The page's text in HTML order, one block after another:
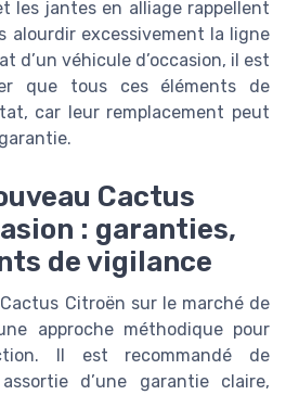
les jantes en alliage rappellent
alourdir excessivement la ligne
d’un véhicule d’occasion, il est
que tous ces éléments de
car leur remplacement peut
Cactus
: garanties,
de vigilance
Cactus Citroën sur le marché de
approche méthodique pour
Il est recommandé de
d’une garantie claire,